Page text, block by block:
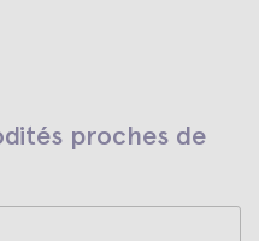
proches de